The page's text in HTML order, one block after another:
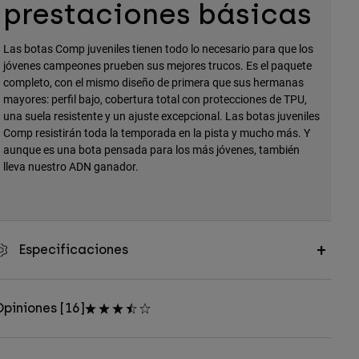
prestaciones básicas
Las botas Comp juveniles tienen todo lo necesario para que los
jóvenes campeones prueben sus mejores trucos. Es el paquete
completo, con el mismo diseño de primera que sus hermanas
mayores: perfil bajo, cobertura total con protecciones de TPU,
una suela resistente y un ajuste excepcional. Las botas juveniles
Comp resistirán toda la temporada en la pista y mucho más. Y
aunque es una bota pensada para los más jóvenes, también
lleva nuestro ADN ganador.
Especificaciones
[16]